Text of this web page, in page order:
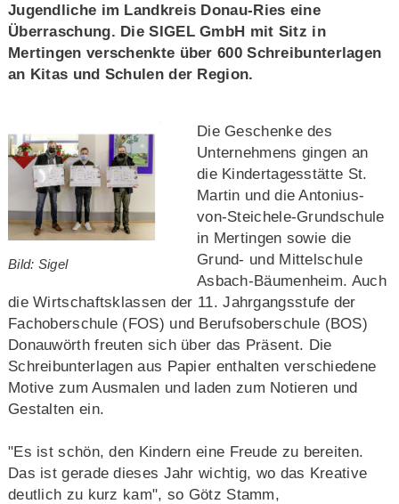
Jugendliche im Landkreis Donau-Ries eine
Überraschung. Die SIGEL GmbH mit Sitz in
Mertingen verschenkte über 600 Schreibunterlagen
an Kitas und Schulen der Region.
Bild: Sigel
Die Geschenke des
Unternehmens gingen an
die Kindertagesstätte St.
Martin und die Antonius-
von-Steichele-Grundschule
in Mertingen sowie die
Grund- und Mittelschule
Asbach-Bäumenheim. Auch
die Wirtschaftsklassen der 11. Jahrgangsstufe der
Fachoberschule (FOS) und Berufsoberschule (BOS)
Donauwörth freuten sich über das Präsent. Die
Schreibunterlagen aus Papier enthalten verschiedene
Motive zum Ausmalen und laden zum Notieren und
Gestalten ein.
"Es ist schön, den Kindern eine Freude zu bereiten.
Das ist gerade dieses Jahr wichtig, wo das Kreative
deutlich zu kurz kam", so Götz Stamm,